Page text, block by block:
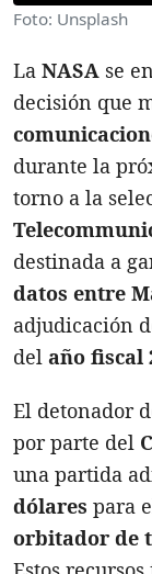
Foto: Unsplash
La NASA se
decisión que
durante la
torno a la
destinada a
datos entre
adjudicación
del año fiscal
El detonador
por parte del
una partida
dólares para
orbitador de